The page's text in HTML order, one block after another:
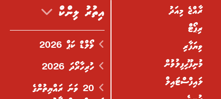
ރާއްޖެ މިއަދު
ރިޕޯޓް
ވިޔަފާރި
މުނިފޫހިފިލުވުން
ލައިފްސްޓައިލް
އިތުރު ލިންކް
ވޯލްޑް ކަޕް 2026
ހުރިހާރޯދަ 2026
20 ވަނަ ރައްޔިތުންގެ